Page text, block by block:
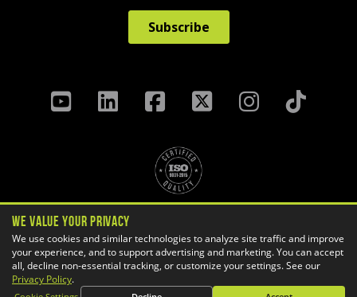
Politique de confidentialité
Préférences des témoins
We Value Your Privacy
We use cookies and similar technologies to analyze site traffic and improve
your experience, and to support advertising and marketing. You can accept
all, decline non-essential tracking, or customize your settings. See our
Privacy Policy.